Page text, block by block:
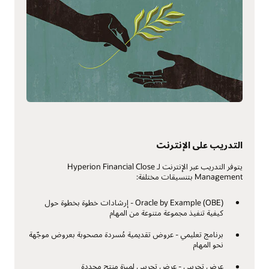
تمكين تكامل الأرصدة باستخدام Oracle Hyperion Financial
Oracle Applications الذي يحتوي على ميزات تخطيط لتلخيص
الأرصدة منخفضة المستوى إلى المستوى المناسب للتسوية.
إجراءات التسوية الآلية المرنة
تضيف روتين التسوية الآلية المرنة الكفاءات لعملية التسوية وهناك
توفر لوحات المعلومات المعدة مسبقًا حالة المراقبة والتقادم ومقاييس
التدريب على الإنترنت
يتوفر التدريب عبر الإنترنت لـ Hyperion Financial Close
Management بتنسيقات مختلفة:
Oracle by Example (OBE) - إرشادات خطوة بخطوة حول
كيفية تنفيذ مجموعة متنوعة من المهام
برنامج تعليمي - عروض تقديمية مُسردة مصحوبة بعروض موجّهة
نحو المهام
عرض تجريبي - عرض تجريبي لميزة منتج محددة